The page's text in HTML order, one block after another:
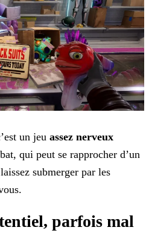
un jeu assez nerveux
qui peut se rapprocher d’un
submerger par les
parfois mal